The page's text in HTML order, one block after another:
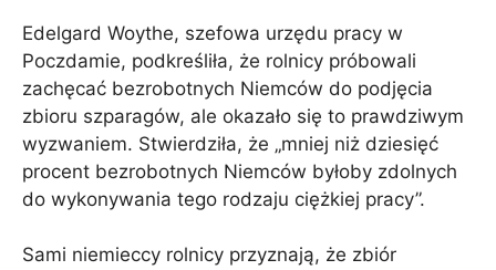
Edelgard Woythe, szefowa urzędu pracy w
Poczdamie, podkreśliła, że ​​rolnicy próbowali
zachęcać bezrobotnych Niemców do podjęcia
zbioru szparagów, ale okazało się to prawdziwym
wyzwaniem. Stwierdziła, że ​​„mniej niż dziesięć
procent bezrobotnych Niemców byłoby zdolnych
do wykonywania tego rodzaju ciężkiej pracy”.
Sami niemieccy rolnicy przyznają, że zbiór